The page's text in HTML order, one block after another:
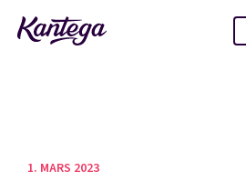
1. MARS 2023